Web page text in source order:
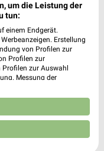
um die Leistung der
tun:
einem Endgerät.
Erstellung
von Profilen zur
Profilen zur
zur Auswahl
Messung der
Entwicklung und
Daten zur Auswahl
weitergegeben und in die